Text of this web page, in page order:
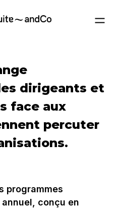
dirigeants et
face aux
percuter
programmes
conçu en